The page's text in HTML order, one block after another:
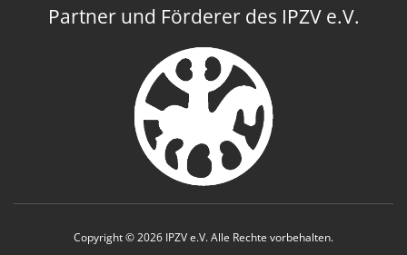
Partner und Förderer des IPZV e.V.
Copyright © 2026 IPZV e.V. Alle Rechte vorbehalten.